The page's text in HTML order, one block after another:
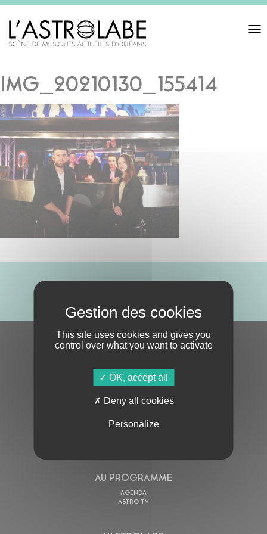
Toggle
IMG_20210130_155414
S'ABONNER À LA NEWSLETTER
AU PROGRAMME
AGENDA
ASTRO TV
This site uses cookies and gives you
control over what you want to activate
OK, accept all
Deny all cookies
Personalize